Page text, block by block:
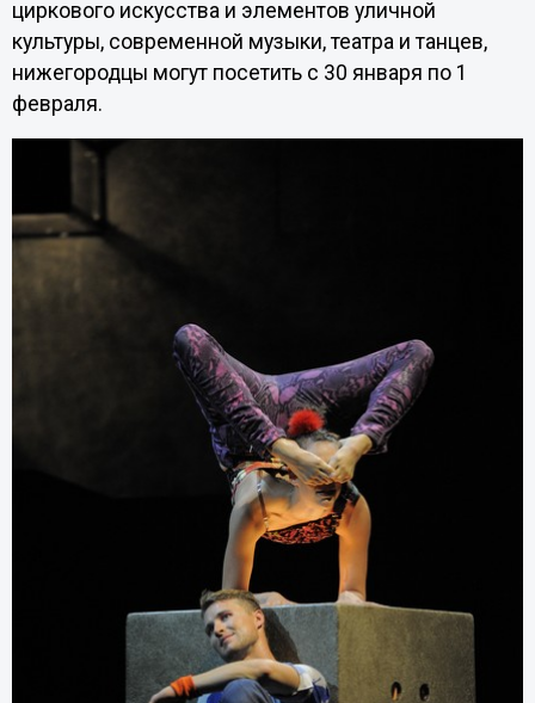
циркового искусства и элементов уличной
культуры, современной музыки, театра и танцев,
нижегородцы могут посетить с 30 января по 1
февраля.